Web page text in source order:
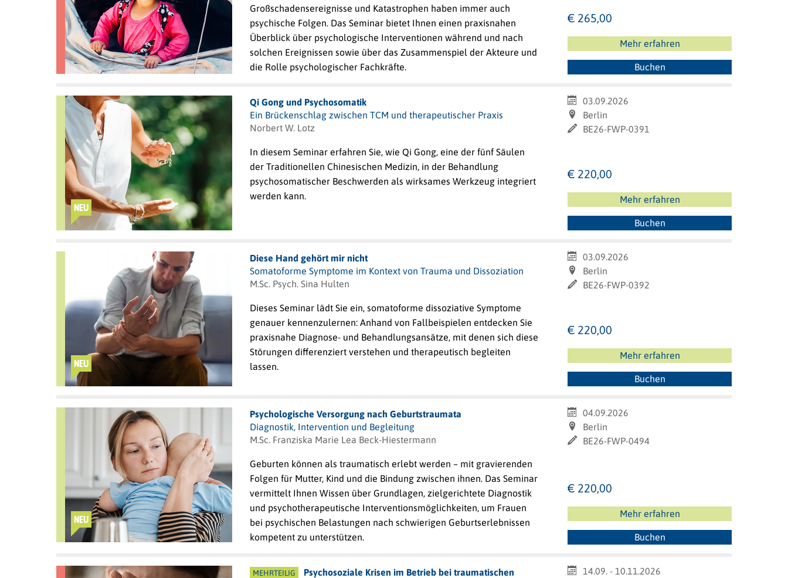
Großschadensereignisse und Katastrophen haben immer auch
psychische Folgen. Das Seminar bietet Ihnen einen praxisnahen
Überblick über psychologische Interventionen während und nach
solchen Ereignissen sowie über das Zusammenspiel der Akteure und
die Rolle psychologischer Fachkräfte.
€ 265,00
Mehr erfahren
Buchen
NEU
Qi Gong und Psychosomatik
Ein Brückenschlag zwischen TCM und therapeutischer Praxis
Norbert W. Lotz
In diesem Seminar erfahren Sie, wie Qi Gong, eine der fünf Säulen
der Traditionellen Chinesischen Medizin, in der Behandlung
psychosomatischer Beschwerden als wirksames Werkzeug integriert
werden kann.
03.09.2026
Berlin
BE26-FWP-0391
€ 220,00
Mehr erfahren
Buchen
NEU
Diese Hand gehört mir nicht
Somatoforme Symptome im Kontext von Trauma und Dissoziation
M.Sc. Psych. Sina Hulten
Dieses Seminar lädt Sie ein, somatoforme dissoziative Symptome
genauer kennenzulernen: Anhand von Fallbeispielen entdecken Sie
praxisnahe Diagnose- und Behandlungsansätze, mit denen sich diese
Störungen differenziert verstehen und therapeutisch begleiten
lassen.
03.09.2026
Berlin
BE26-FWP-0392
€ 220,00
Mehr erfahren
Buchen
NEU
Psychologische Versorgung nach Geburtstraumata
Diagnostik, Intervention und Begleitung
M.Sc. Franziska Marie Lea Beck-Hiestermann
Geburten können als traumatisch erlebt werden – mit gravierenden
Folgen für Mutter, Kind und die Bindung zwischen ihnen. Das Seminar
vermittelt Ihnen Wissen über Grundlagen, zielgerichtete Diagnostik
und psychotherapeutische Interventionsmöglichkeiten, um Frauen
bei psychischen Belastungen nach schwierigen Geburtserlebnissen
kompetent zu unterstützen.
04.09.2026
Berlin
BE26-FWP-0494
€ 220,00
Mehr erfahren
Buchen
MEHRTEILIG
Psychosoziale Krisen im Betrieb bei traumatischen
14.09. - 10.11.2026